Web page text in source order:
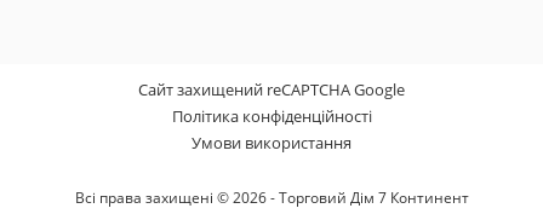
Сайт захищений reCAPTCHA Google
Політика конфіденційності
Умови використання
Всі права захищені © 2026 - Торговий Дім 7 Континент